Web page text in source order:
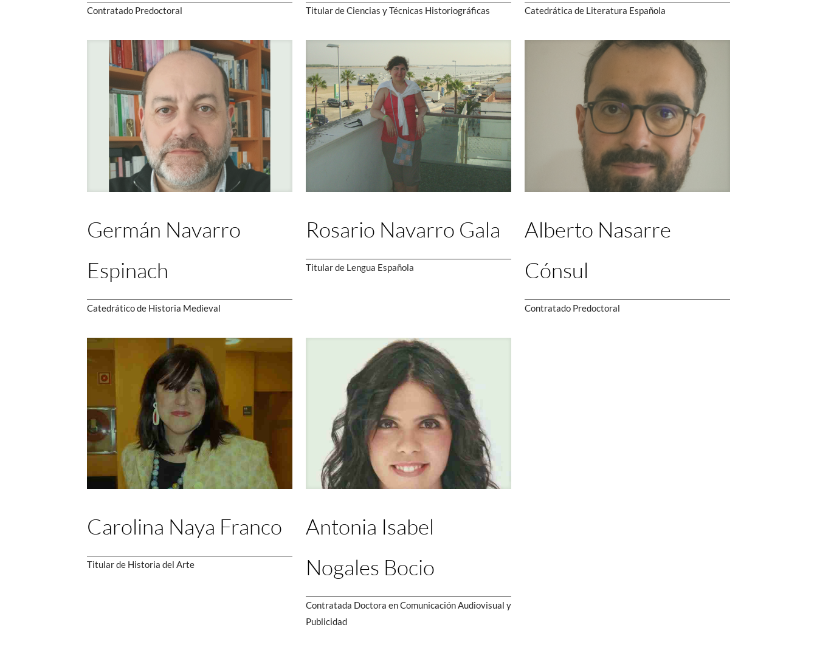
Contratado Predoctoral Titular de Ciencias y Técnicas Historiográficas Catedrática de Literatura Española
Germán Navarro
Espinach
Catedrático de Historia Medieval
Rosario Navarro Gala
Titular de Lengua Española
Alberto Nasarre
Cónsul
Contratado Predoctoral
Carolina Naya Franco
Titular de Historia del Arte
Antonia Isabel
Nogales Bocio
Contratada Doctora en Comunicación Audiovisual y
Publicidad